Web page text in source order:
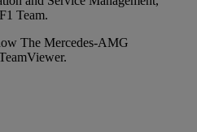
Team.
The Mercedes-AMG